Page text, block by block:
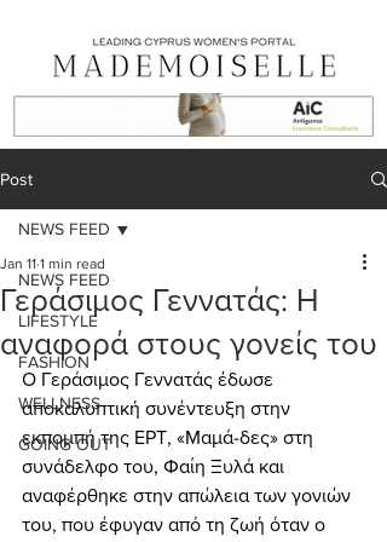
Post
NEWS FEED
LIFESTYLE
FASHION
WELLNESS
GOING OUT
NEWS FEED
Γεράσιμος Γεννατάς: Η
αναφορά στους γονείς του
Jan 11 1 min read
Ο Γεράσιμος Γεννατάς έδωσε
αποκαλυπτική συνέντευξη στην
εκπομπή της ΕΡΤ, «Μαμά-δες» στη
συνάδελφο του, Φαίη Ξυλά και
αναφέρθηκε στην απώλεια των γονιών
του, που έφυγαν από τη ζωή όταν ο